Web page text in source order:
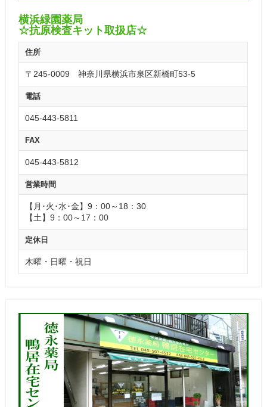
横浜緑園薬局
☆抗原検査キット取扱店☆
住所
〒245-0009 神奈川県横浜市泉区新橋町53-5
電話
045-443-5811
FAX
045-443-5812
営業時間
【月･火･水･金】9：00～18：30
【土】9：00～17：00
定休日
木曜・日曜・祝日